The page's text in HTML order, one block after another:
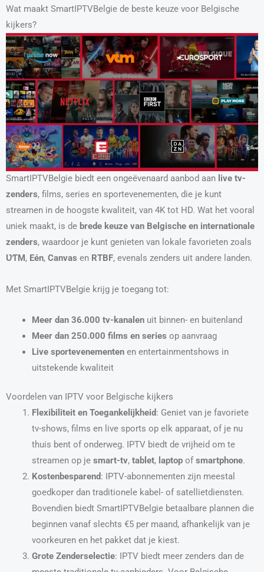
Wat maakt SmartIPTVBelgie de beste keuze voor Belgische
kijkers?
SmartIPTVBelgie biedt een ongeëvenaard aanbod aan live tv-
zenders, films, series en sportevenementen, die je kunt
streamen in de hoogste kwaliteit, van 4K tot HD. Wat het vooral
uniek maakt, is de brede keuze van Belgische en internationale
zenders, waardoor je kunt genieten van lokale favorieten zoals
ƲƬM , Eén, Canvas en RTBF, evenals zenders uit andere landen.
Met SmartIPTVBelgie krijg je toegang tot:
Meer dan 36.000 tv-kanalenuit binnen- en buitenland
Meer dan 250.000 films en series op aanvraag
Live sportevenementenen entertainmentshows in
uitstekende kwaliteit
Voordelen van IPTV voor Belgische kijkers
Flexibiliteit en Toegankelijkheid: Geniet van je favoriete
tv-shows, films en live sports op elk apparaat, of je nu
thuis bent of onderweg. IPTV biedt de vrijheid om te
streamen op je smart-tv, tablet, laptopof smartphone.
Kostenbesparend: IPTV-abonnementen zijn meestal
goedkoper dan traditionele kabel- of satellietdiensten.
Bovendien biedt SmartIPTVBelgie betaalbare plannen die
beginnen vanaf slechts €5 per maand, afhankelijk van je
voorkeuren en het pakket dat je kiest.
Grote Zenderselectie: IPTV biedt meer zenders dan de